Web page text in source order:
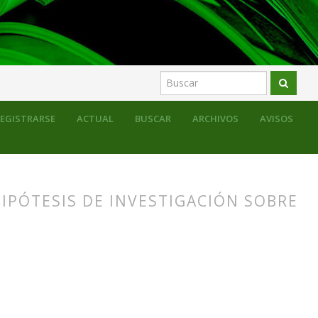
ACTUAL BUSCAR ARCHIVOS AVISOS
audiencias, narrativas y objetos educativos”
DE INVESTIGACIÓN SOBRE